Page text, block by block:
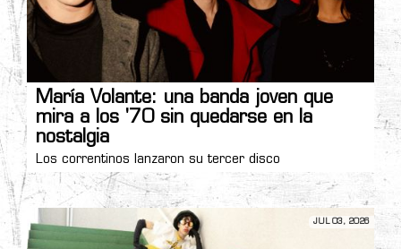
María Volante: una banda joven que
mira a los '70 sin quedarse en la
nostalgia
Los correntinos lanzaron su tercer disco
JUL 03, 2026